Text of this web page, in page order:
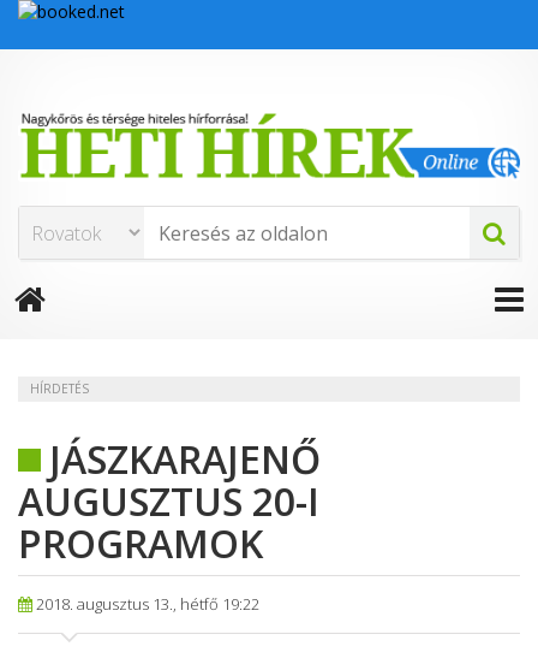
HÍRDETÉS
JÁSZKARAJENŐ
AUGUSZTUS 20-I
PROGRAMOK
2018. augusztus 13., hétfő 19:22